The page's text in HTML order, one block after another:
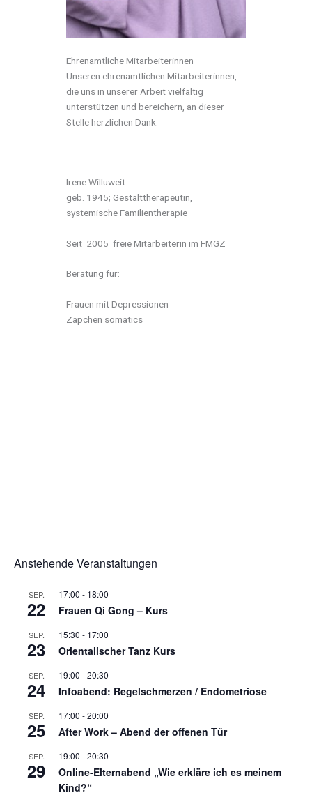
Ehrenamtliche Mitarbeiterinnen
Unseren ehrenamtlichen Mitarbeiterinnen,
die uns in unserer Arbeit vielfältig
unterstützen und bereichern, an dieser
Stelle herzlichen Dank.
Irene Willuweit
geb. 1945; Gestalttherapeutin,
systemische Familientherapie
Seit 2005 freie Mitarbeiterin im FMGZ
Beratung für:
Frauen mit Depressionen
Zapchen somatics
Anstehende Veranstaltungen
SEP.
22
17:00 - 18:00
Frauen Qi Gong – Kurs
SEP.
23
15:30 - 17:00
Orientalischer Tanz Kurs
SEP.
24
19:00 -20:30
Infoabend: Regelschmerzen / Endometriose
SEP.
25
17:00 -20:00
After Work – Abend der offenen Tür
SEP.
29
19:00 -20:30
Online-Elternabend „Wie erkläre ich es meinem
Kind?“